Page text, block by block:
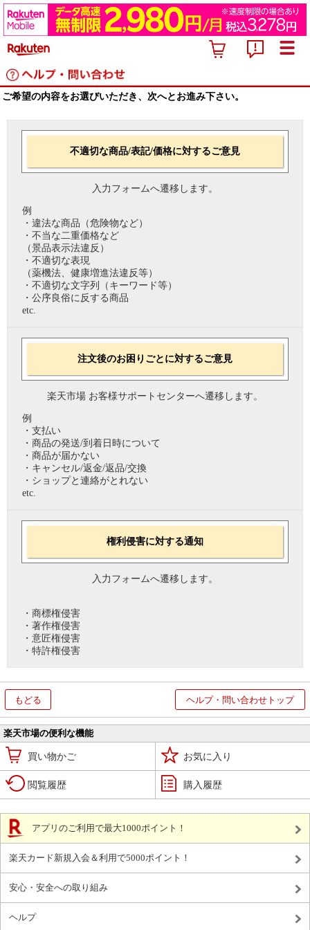
ご希望の内容をお選びいただき、次へとお進み下さい。
不適切な商品/表記/価格に対するご意見
入力フォームへ遷移します。
例
・違法な商品（危険物など）
・不当な二重価格など
（景品表示法違反）
・不適切な表現
（薬機法、健康増進法違反等）
・不適切な文字列（キーワード等）
・公序良俗に反する商品
etc.
注文後のお困りごとに対するご意見
楽天市場 お客様サポートセンターへ遷移します。
例
・支払い
・商品の発送/到着日時について
・商品が届かない
・キャンセル/返金/返品/交換
・ショップと連絡がとれない
etc.
権利侵害に対する通知
入力フォームへ遷移します。
・商標権侵害
・著作権侵害
・意匠権侵害
・特許権侵害
もどる ヘルプ・問い合わせトップ
楽天市場の便利な機能
買い物かご お気に入り
閲覧履歴 購入履歴
アプリのご利用で最大1000ポイント！
楽天カード新規入会＆利用で5000ポイント！
安心・安全への取り組み
ヘルプ